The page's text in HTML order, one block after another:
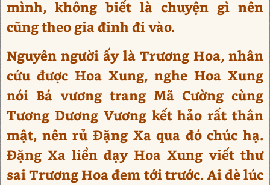
mình, không biết là chuyện gì nên
cũng theo gia đinh đi vào.
Nguyên người ấy là Trương Hoa, nhân
cứu được Hoa Xung, nghe Hoa Xung
nói Bá vương trang Mã Cường cùng
Tương Dương Vương kết hảo rất thân
mật, nên rủ Đặng Xa qua đó chúc hạ.
Đặng Xa liền dạy Hoa Xung viết thư
sai Trương Hoa đem tới trước. Ai dè lúc